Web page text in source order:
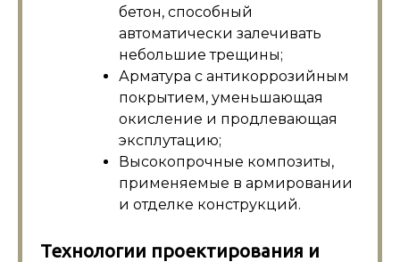
бетон, способный
автоматически залечивать
небольшие трещины;
Арматура с антикоррозийным
покрытием, уменьшающая
окисление и продлевающая
эксплутацию;
Высокопрочные композиты,
применяемые в армировании
и отделке конструкций.
Технологии проектирования и